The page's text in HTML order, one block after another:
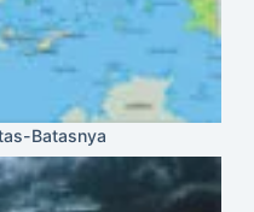
Batasnya